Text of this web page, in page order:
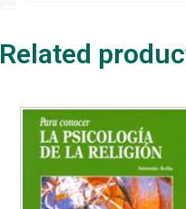
Related